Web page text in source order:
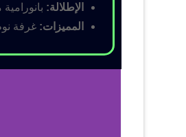
الإطلالة:
المميزات: غرفة